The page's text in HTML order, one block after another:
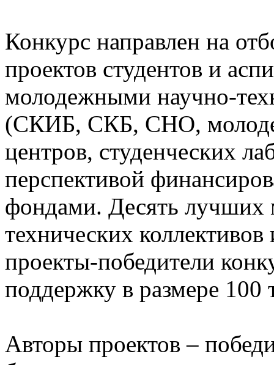
Конкурс направлен на
проектов студентов и
молодежными научно-
(СКИБ, СКБ, СНО,
центров, студенческих
перспективой
фондами. Десять
технических
проекты-победители
поддержку в размере
Авторы проектов –